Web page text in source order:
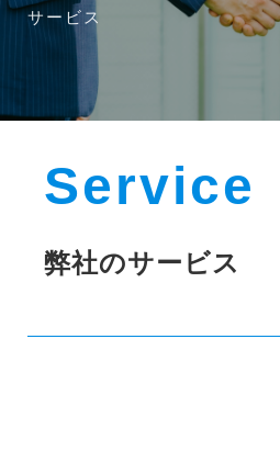
サービス
Service
弊社のサービス